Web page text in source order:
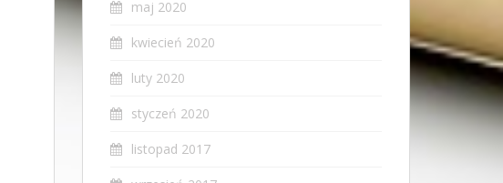
maj 2020
kwiecień 2020
luty 2020
styczeń 2020
listopad 2017